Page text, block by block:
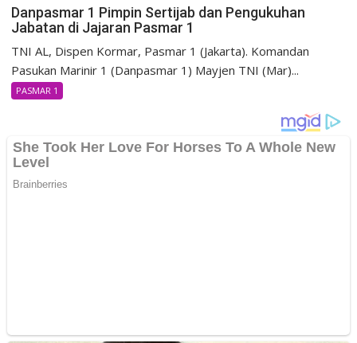
Danpasmar 1 Pimpin Sertijab dan Pengukuhan
Jabatan di Jajaran Pasmar 1
TNI AL, Dispen Kormar, Pasmar 1 (Jakarta). Komandan
Pasukan Marinir 1 (Danpasmar 1) Mayjen TNI (Mar)...
PASMAR 1